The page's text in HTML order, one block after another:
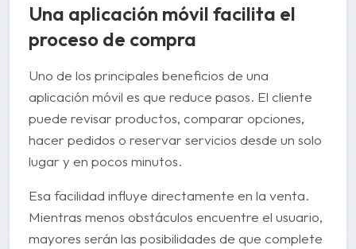
Una aplicación móvil facilita el
proceso de compra
Uno de los principales beneficios de una
aplicación móvil es que reduce pasos. El cliente
puede revisar productos, comparar opciones,
hacer pedidos o reservar servicios desde un solo
lugar y en pocos minutos.
Esa facilidad influye directamente en la venta.
Mientras menos obstáculos encuentre el usuario,
mayores serán las posibilidades de que complete